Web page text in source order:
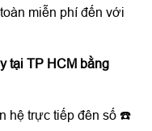
miễn phí đến với
tại TP HCM bằng
hệ trực tiếp đên số ☎️